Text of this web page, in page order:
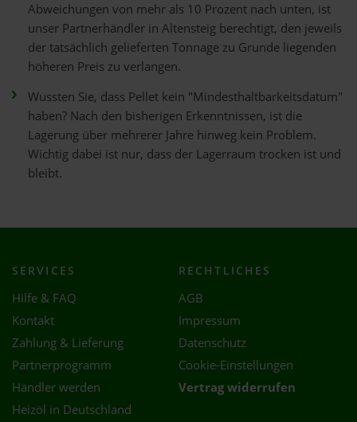
Abweichungen von mehr als 10 Prozent nach unten, ist
unser Partnerhändler in Altensteig berechtigt, den jeweils
der tatsächlich gelieferten Tonnage zu Grunde liegenden
höheren Preis zu verlangen.
Wussten Sie, dass Pellet kein "Mindesthaltbarkeitsdatum"
haben? Nach den bisherigen Erkenntnissen, ist die
Lagerung über mehrerer Jahre hinweg kein Problem.
Wichtig dabei ist nur, dass der Lagerraum trocken ist und
bleibt.
SERVICES
Hilfe & FAQ
Kontakt
Zahlung & Lieferung
Partnerprogramm
Händler werden
Heizöl in Deutschland
RECHTLICHES
AGB
Impressum
Datenschutz
Cookie-Einstellungen
Vertrag widerrufen